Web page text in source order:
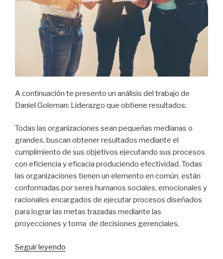
A continuación te presento un análisis del trabajo de
Daniel Goleman: Liderazgo que obtiene resultados:
Todas las organizaciones sean pequeñas medianas o
grandes, buscan obtener resultados mediante el
cumplimiento de sus objetivos ejecutando sus procesos
con eficiencia y eficacia produciendo efectividad. Todas
las organizaciones tienen un elemento en común, están
conformadas por seres humanos sociales, emocionales y
racionales encargados de ejecutar procesos diseñados
para lograr las metas trazadas mediante las
proyecciones y toma de decisiones gerenciales.
Seguir leyendo